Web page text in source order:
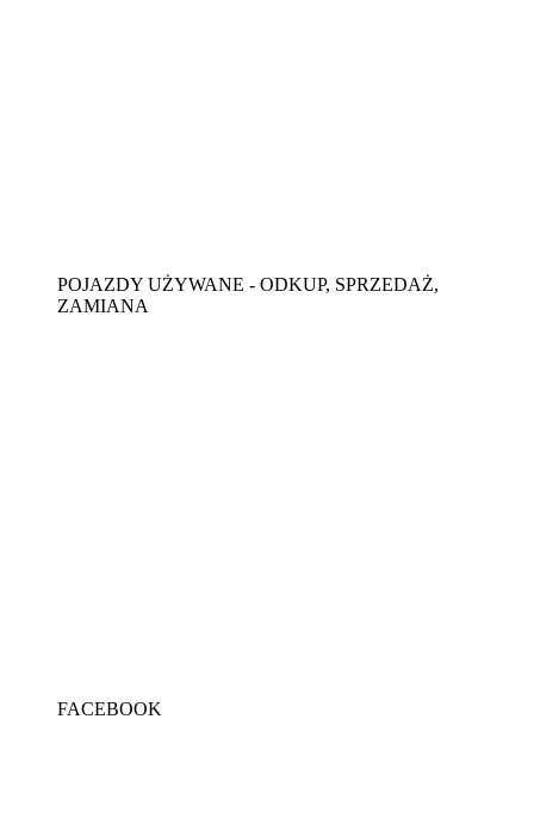
POJAZDY UŻYWANE - ODKUP, SPRZEDAŻ,
ZAMIANA
FACEBOOK